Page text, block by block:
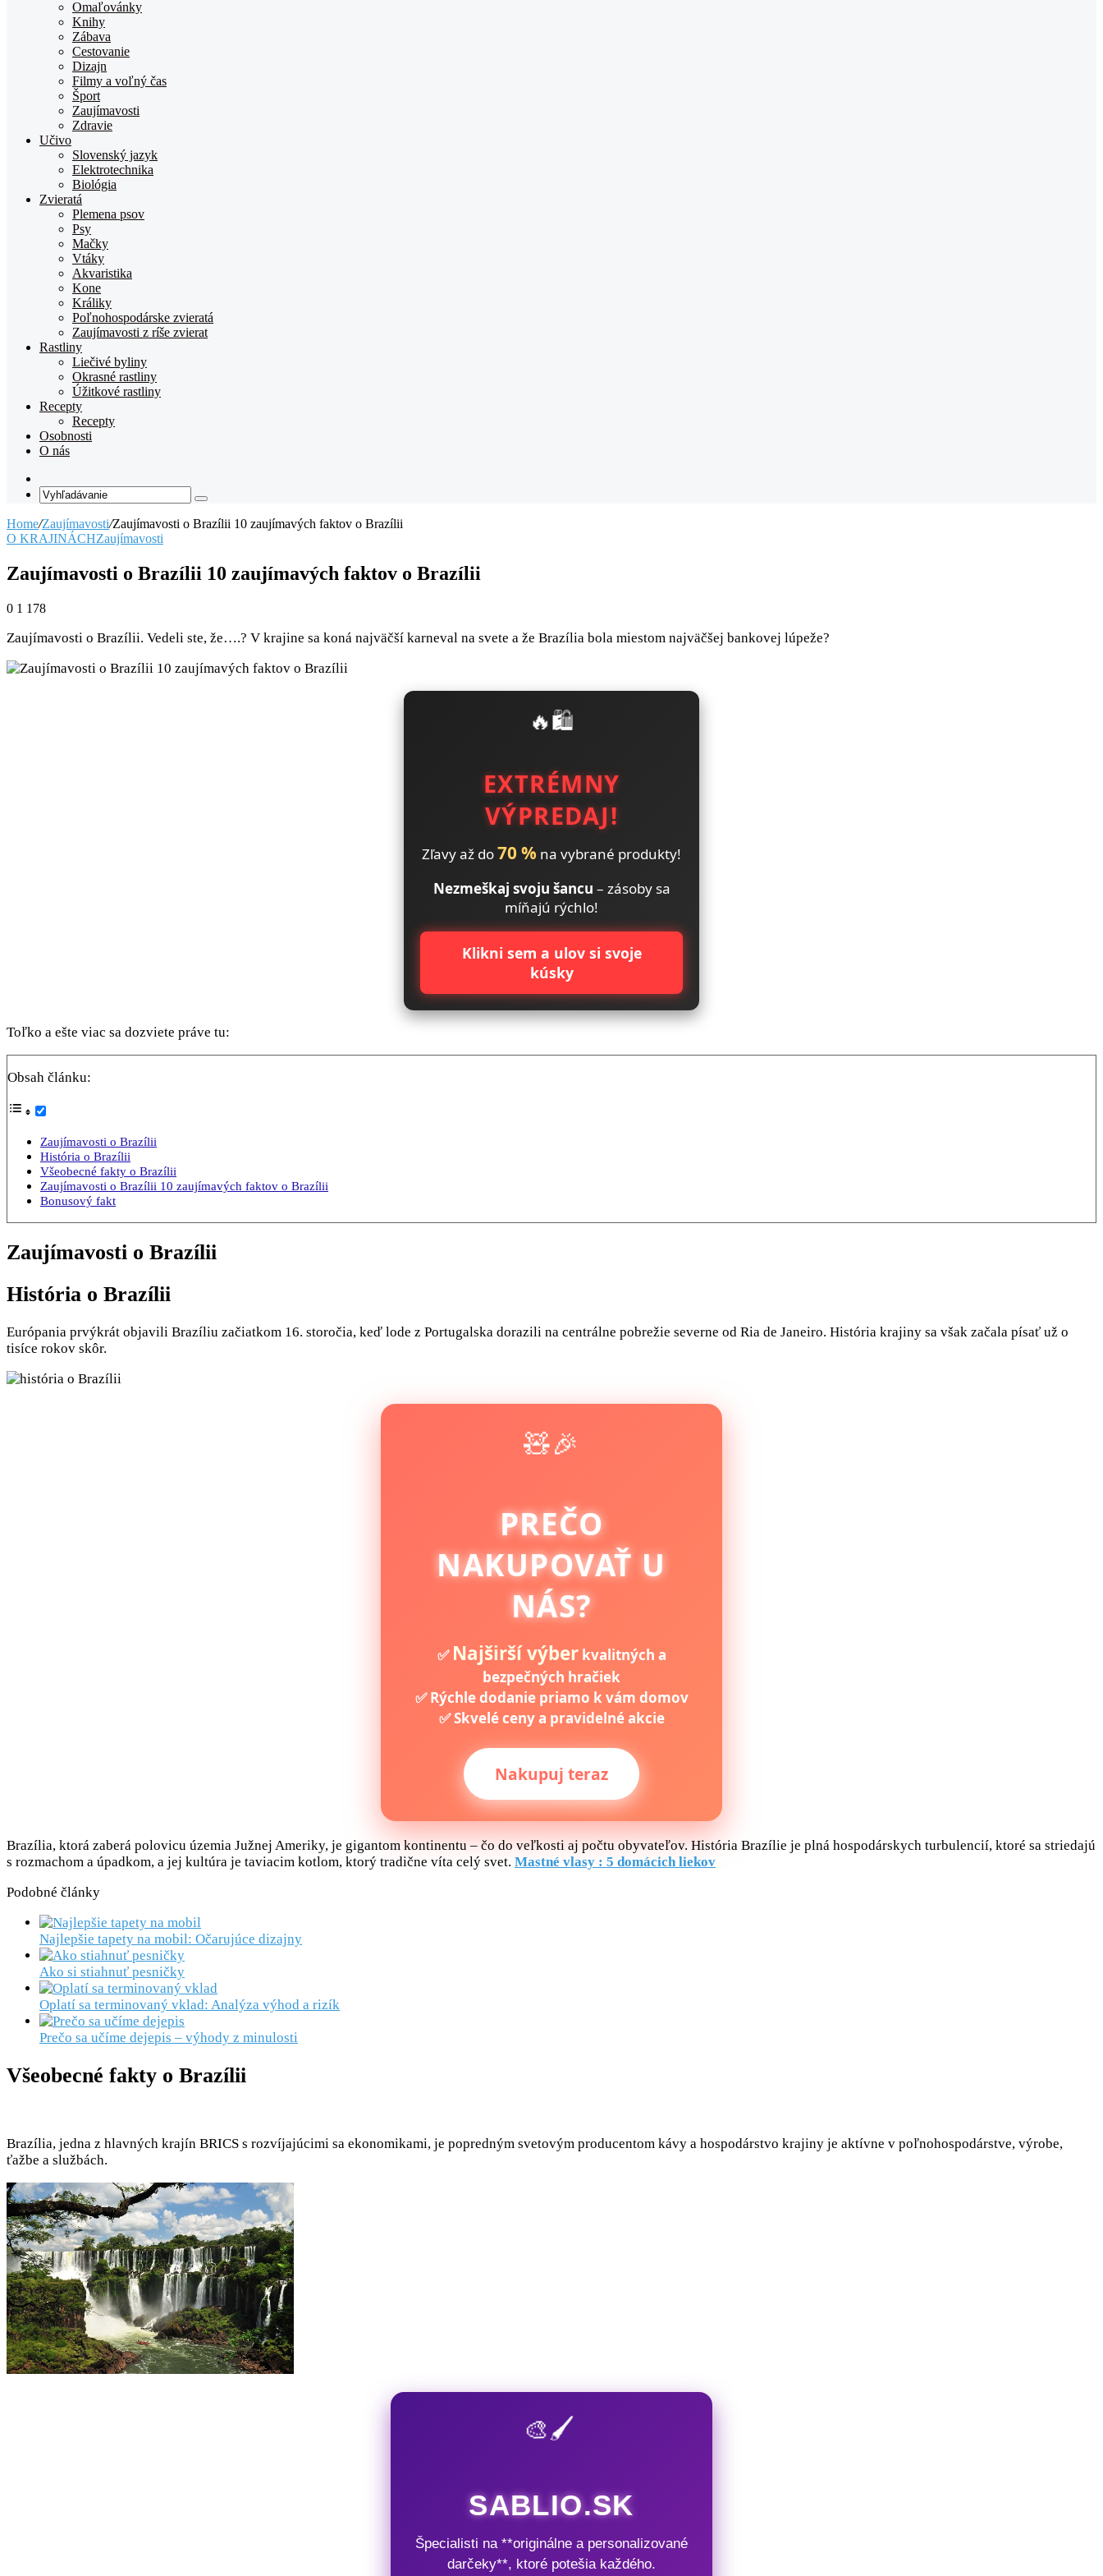
TOPden.skOmaľovánky
Knihy
Zábava
Cestovanie
Dizajn
Filmy a voľný čas
Šport
Zaujímavosti
Zdravie
Učivo
Slovenský jazyk
Elektrotechnika
Biológia
Zvieratá
Plemena psov
Psy
Mačky
Vtáky
Akvaristika
Kone
Králiky
Poľnohospodárske zvieratá
Zaujímavosti z ríše zvierat
Rastliny
Liečivé byliny
Okrasné rastliny
Úžitkové rastliny
Recepty
Recepty
Osobnosti
O nás
Article
Vyhľadávanie
Home/Zaujímavosti/Zaujímavosti o Brazílii 10 zaujímavých faktov o Brazílii
O KRAJINÁCHZaujímavosti
Zaujímavosti o Brazílii 10 zaujímavých faktov o Brazílii
0 1 178
Zaujímavosti o Brazílii. Vedeli ste, že….? V krajine sa koná najväčší karneval na svete a že Brazília bola miestom najväčšej bankovej lúpeže?
🔥🛍️
EXTRÉMNY
VÝPREDAJ!
Zľavy až do70 % na vybrané produkty!
Nezmeškaj svoju šancu – zásoby sa
míňajú rýchlo!
Klikni sem a ulov si svoje
kúsky
Toľko a ešte viac sa dozviete práve tu:
Obsah článku:
Zaujímavosti o Brazílii
História o Brazílii
Všeobecné fakty o Brazílii
Zaujímavosti o Brazílii 10 zaujímavých faktov o Brazílii
Bonusový fakt
Zaujímavosti o Brazílii
História o Brazílii
Európania prvýkrát objavili Brazíliu začiatkom 16. storočia, keď lode z Portugalska dorazili na centrálne pobrežie severne od Ria de Janeiro. História krajiny sa však začala písať už o
tisíce rokov skôr.
🧸🎉
PREČO
NAKUPOVAŤ U
NÁS?
✅ Najširší výberkvalitných a
bezpečných hračiek
✅ Rýchle dodanie priamo k vám domov
✅ Skvelé ceny a pravidelné akcie
Nakupuj teraz
Brazília, ktorá zaberá polovicu územia Južnej Ameriky, je gigantom kontinentu – čo do veľkosti aj počtu obyvateľov. História Brazílie je plná hospodárskych turbulencií, ktoré sa striedajú
s rozmachom a úpadkom, a jej kultúra je taviacim kotlom, ktorý tradične víta celý svet. Mastné vlasy : 5 domácich liekov
Podobné články
Najlepšie tapety na mobil: Očarujúce dizajny
Ako si stiahnuť pesničky
Oplatí sa terminovaný vklad: Analýza výhod a rizík
Prečo sa učíme dejepis – výhody z minulosti
Všeobecné fakty o Brazílii
Brazília, jedna z hlavných krajín BRICS s rozvíjajúcimi sa ekonomikami, je popredným svetovým producentom kávy a hospodárstvo krajiny je aktívne v poľnohospodárstve, výrobe,
ťažbe a službách.
🎨🖌️
SABLIO.SK
Špecialisti na **originálne a personalizované
darčeky**, ktoré potešia každého.